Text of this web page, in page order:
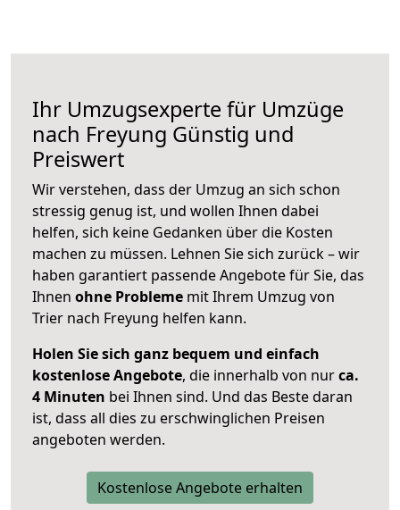
Ihr Umzugsexperte für Umzüge
nach Freyung Günstig und
Preiswert
Wir verstehen, dass der Umzug an sich schon
stressig genug ist, und wollen Ihnen dabei
helfen, sich keine Gedanken über die Kosten
machen zu müssen. Lehnen Sie sich zurück – wir
haben garantiert passende Angebote für Sie, das
Ihnen ohne Probleme mit Ihrem Umzug von
Trier nach Freyung helfen kann.
Holen Sie sich ganz bequem und einfach
kostenlose Angebote, die innerhalb von nurca.
4 Minuten bei Ihnen sind. Und das Beste daran
ist, dass all dies zu erschwinglichen Preisen
angeboten werden.
Kostenlose Angebote erhalten